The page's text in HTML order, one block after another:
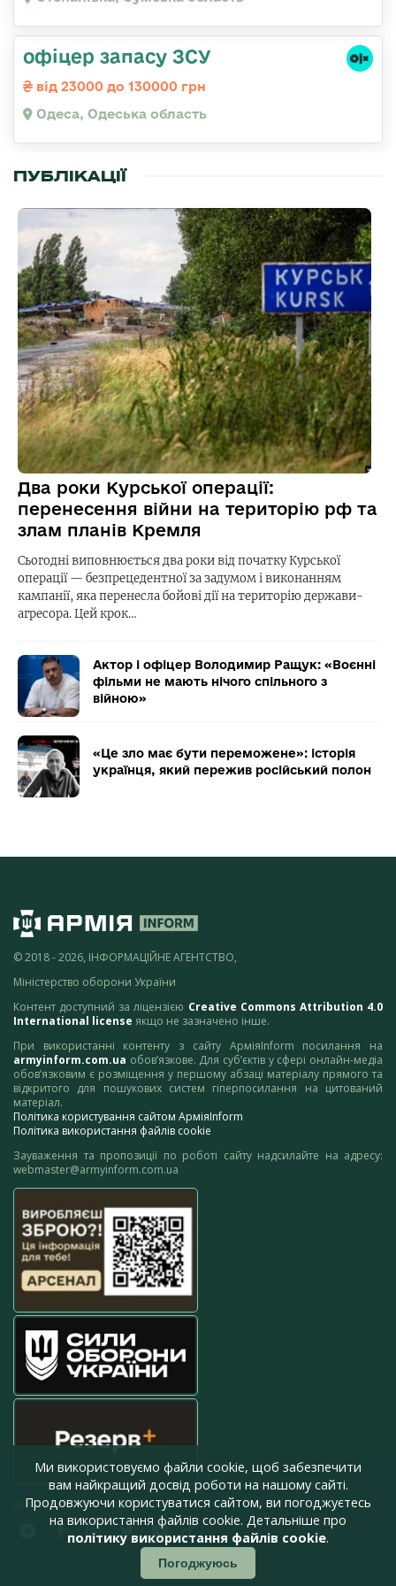
офіцер запасу ЗСУ
від 23000 до 130000 грн
Одеса, Одеська область
ПУБЛІКАЦІЇ
Два роки Курської операції:
перенесення війни на територію рф та
злам планів Кремля
Сьогодні виповнюється два роки від початку Курської
операції — безпрецедентної за задумом і виконанням
кампанії, яка перенесла бойові дії на територію держави-
агресора. Цей крок…
Актор і офіцер Володимир Ращук: «Воєнні
фільми не мають нічого спільного з
війною»
«Це зло має бути переможене»: історія
українця, який пережив російський полон
© 2018 - 2026, ІНФОРМАЦІЙНЕ АГЕНТСТВО,
Міністерство оборони України
Контент доступний за ліцензією Creative Commons Attribution 4.0
International license якщо не зазначено інше.
При використанні контенту з сайту АрміяInform посилання на
armyinform.com.ua обов’язкове. Для суб’єктів у сфері онлайн-медіа
обов’язковим є розміщення у першому абзаці матеріалу прямого та
відкритого для пошукових систем гіперпосилання на цитований
матеріал.
Політика користування сайтом АрміяInform
Політика використання файлів cookie
Зауваження та пропозиції по роботі сайту надсилайте на адресу:
webmaster@armyinform.com.ua
press@armyinform.com.ua
Ми використовуємо файли cookie, щоб забезпечити
вам найкращий досвід роботи на нашому сайті.
Продовжуючи користуватися сайтом, ви погоджуєтесь
на використання файлів cookie. Детальніше про
політику використання файлів cookie.
Погоджуюсь